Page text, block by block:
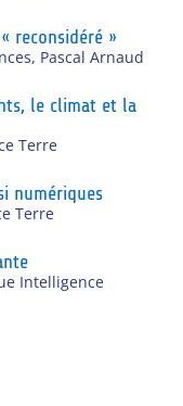
reconsidéré »
, Pascal Arnaud
le climat et la
Terre
numériques
Terre
Intelligence